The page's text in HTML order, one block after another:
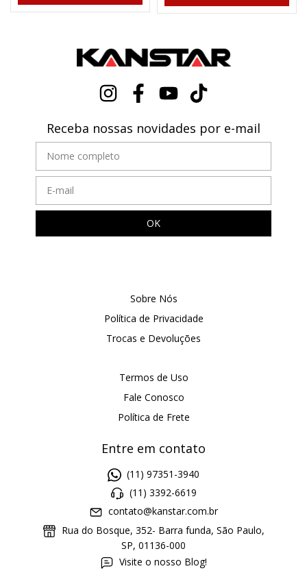
Receba nossas novidades por e-mail
Sobre Nós
Política de Privacidade
Trocas e Devoluções
Termos de Uso
Fale Conosco
Política de Frete
Entre em contato
(11) 97351-3940
(11) 3392-6619
contato@kanstar.com.br
Rua do Bosque, 352- Barra funda, São Paulo,
SP, 01136-000
Visite o nosso Blog!